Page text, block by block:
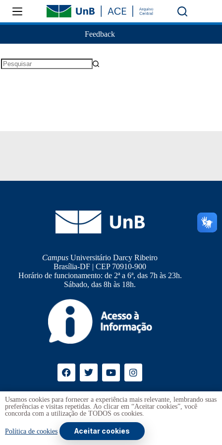
Feedback
Campus Universitário Darcy Ribeiro
Brasília-DF | CEP 70910-900
Horário de funcionamento: de 2ª a 6ª, das 7h às 23h.
Sábado, das 8h às 18h.
UnB
Transparência e Prestação de Contas
Copyright © 2026 - Universidade de Brasília
. Todos os direitos
Usamos cookies para fornecer a experiência mais relevante, lembrando suas
preferências e visitas repetidas. Ao clicar em “Aceitar cookies”, você
concorda com a utilização de TODOS os cookies.
Política de cookies Aceitar cookies